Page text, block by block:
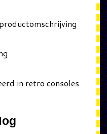
in retro consoles